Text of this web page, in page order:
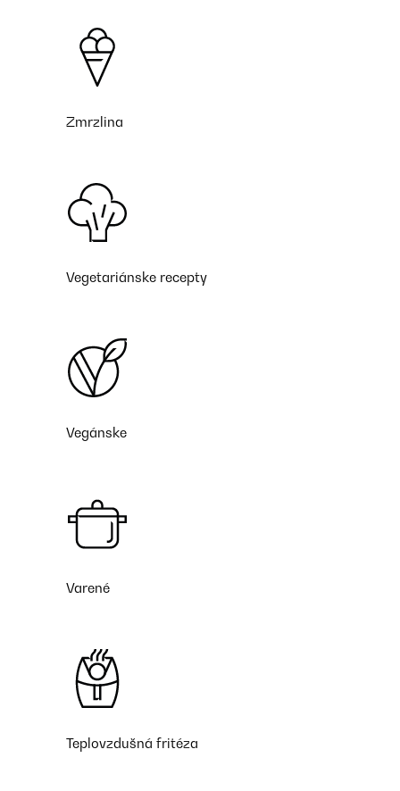
Zmrzlina
Vegetariánske recepty
Vegánske
Varené
Teplovzdušná fritéza